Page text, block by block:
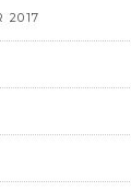
2017